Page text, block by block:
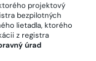
projektový
bezpilotných
lietadla, ktorého
z registra
úrad